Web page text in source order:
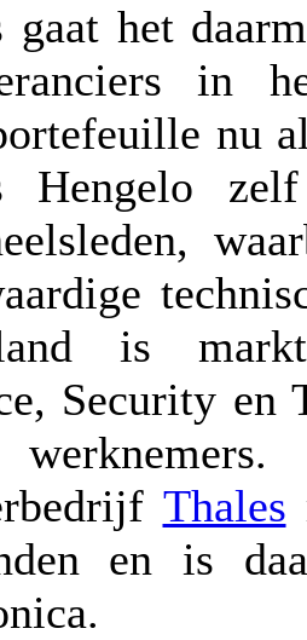
gaat het
in
nu
Hengelo
is
Security en
Thales
en is